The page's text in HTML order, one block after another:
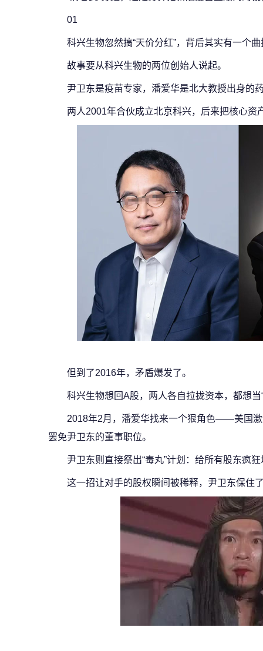
01
科兴生物忽然搞“天价分红”，背后其实有一个
故事要从科兴生物的两位创始人说起。
尹卫东是疫苗专家，潘爱华是北大教授出身的
两人2001年合伙成立北京科兴，后来把核心资
但到了2016年，矛盾爆发了。
科兴生物想回A股，两人各自拉拢资本，都想当
2018年2月，潘爱华找来一个狠角色——美国
罢免尹卫东的董事职位。
尹卫东则直接祭出“毒丸”计划：给所有股东疯
这一招让对手的股权瞬间被稀释，尹卫东保住